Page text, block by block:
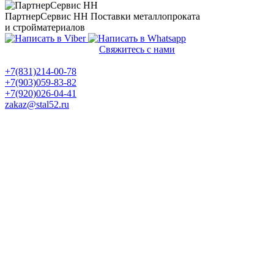
ПартнерСервис НН Поставки металлопроката
и стройматериалов
Свяжитесь с нами
+7(831)214-00-78
+7(903)059-83-82
+7(920)026-04-41
zakaz@stal52.ru